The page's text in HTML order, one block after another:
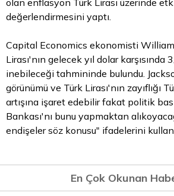
olan enflasyon Türk Lirası üzerinde
değerlendirmesini yaptı.
Capital Economics ekonomisti
Lirası'nın gelecek yıl dolar karşısında
inebileceği tahmininde bulundu.
görünümü ve Türk Lirası'nın zayıflığı
artışına işaret edebilir fakat politik
Bankası'nı bunu yapmaktan
endişeler söz konusu" ifadelerini
En Çok Okunan